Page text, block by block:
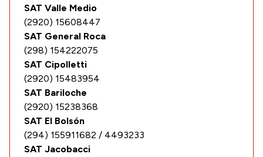
SAT Valle Medio
(2920) 15608447
SAT General Roca
(298) 154222075
SAT Cipolletti
(2920) 15483954
SAT Bariloche
(2920) 15238368
SAT El Bolsón
(294) 155911682 / 4493233
SAT Jacobacci